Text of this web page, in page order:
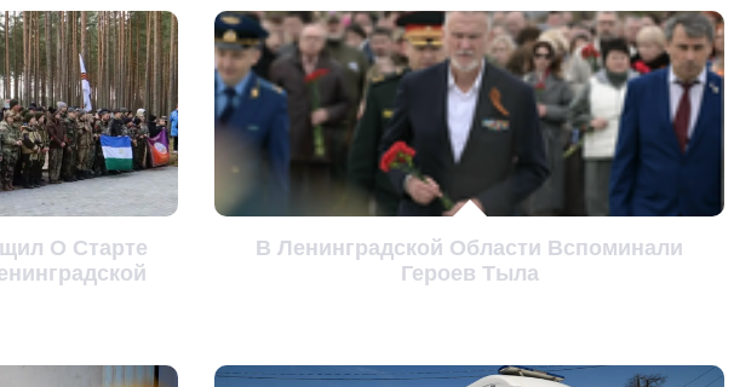
О Старте
В Ленинградской Области Вспоминали
Героев Тыла